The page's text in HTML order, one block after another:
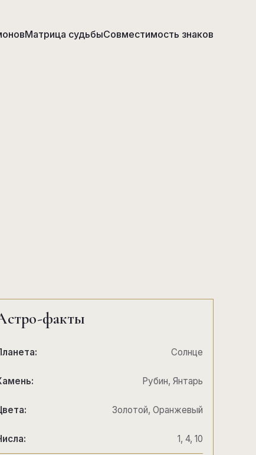
Матрица судьбыСовместимость знаков
факты
Солнце
Рубин, Янтарь
Золотой, Оранжевый
1, 4, 10